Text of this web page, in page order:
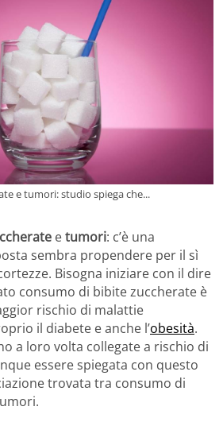
e tumori: studio spiega che...
etumori: c’è una
sembra propendere per il sì
Bisogna iniziare con il dire
consumo di bibite zuccherate è
rischio di malattie
il diabete e anche l’obesità.
a loro volta collegate a rischio di
essere spiegata con questo
trovata tra consumo di